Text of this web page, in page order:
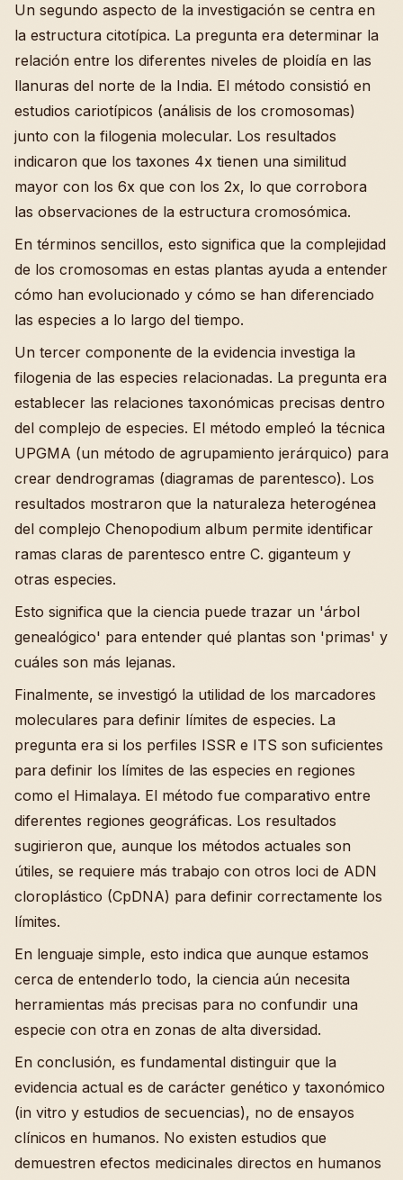
Un segundo aspecto de la investigación se centra en
la estructura citotípica. La pregunta era determinar la
relación entre los diferentes niveles de ploidía en las
llanuras del norte de la India. El método consistió en
estudios cariotípicos (análisis de los cromosomas)
junto con la filogenia molecular. Los resultados
indicaron que los taxones 4x tienen una similitud
mayor con los 6x que con los 2x, lo que corrobora
las observaciones de la estructura cromosómica.
En términos sencillos, esto significa que la complejidad
de los cromosomas en estas plantas ayuda a entender
cómo han evolucionado y cómo se han diferenciado
las especies a lo largo del tiempo.
Un tercer componente de la evidencia investiga la
filogenia de las especies relacionadas. La pregunta era
establecer las relaciones taxonómicas precisas dentro
del complejo de especies. El método empleó la técnica
UPGMA (un método de agrupamiento jerárquico) para
crear dendrogramas (diagramas de parentesco). Los
resultados mostraron que la naturaleza heterogénea
del complejo Chenopodium album permite identificar
ramas claras de parentesco entre C. giganteum y
otras especies.
Esto significa que la ciencia puede trazar un 'árbol
genealógico' para entender qué plantas son 'primas' y
cuáles son más lejanas.
Finalmente, se investigó la utilidad de los marcadores
moleculares para definir límites de especies. La
pregunta era si los perfiles ISSR e ITS son suficientes
para definir los límites de las especies en regiones
como el Himalaya. El método fue comparativo entre
diferentes regiones geográficas. Los resultados
sugirieron que, aunque los métodos actuales son
útiles, se requiere más trabajo con otros loci de ADN
cloroplástico (CpDNA) para definir correctamente los
límites.
En lenguaje simple, esto indica que aunque estamos
cerca de entenderlo todo, la ciencia aún necesita
herramientas más precisas para no confundir una
especie con otra en zonas de alta diversidad.
En conclusión, es fundamental distinguir que la
evidencia actual es de carácter genético y taxonómico
(in vitro y estudios de secuencias), no de ensayos
clínicos en humanos. No existen estudios que
demuestren efectos medicinales directos en humanos